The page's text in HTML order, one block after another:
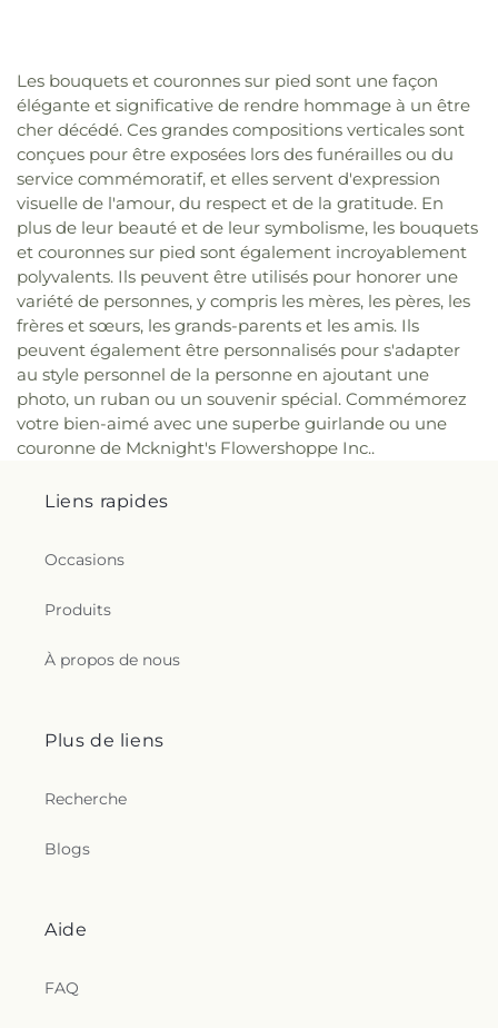
Les bouquets et couronnes sur pied sont une façon
élégante et significative de rendre hommage à un être
cher décédé. Ces grandes compositions verticales sont
conçues pour être exposées lors des funérailles ou du
service commémoratif, et elles servent d'expression
visuelle de l'amour, du respect et de la gratitude. En
plus de leur beauté et de leur symbolisme, les bouquets
et couronnes sur pied sont également incroyablement
polyvalents. Ils peuvent être utilisés pour honorer une
variété de personnes, y compris les mères, les pères, les
frères et sœurs, les grands-parents et les amis. Ils
peuvent également être personnalisés pour s'adapter
au style personnel de la personne en ajoutant une
photo, un ruban ou un souvenir spécial. Commémorez
votre bien-aimé avec une superbe guirlande ou une
couronne de Mcknight's Flowershoppe Inc..
Liens rapides
Occasions
Produits
À propos de nous
Plus de liens
Recherche
Blogs
Aide
FAQ